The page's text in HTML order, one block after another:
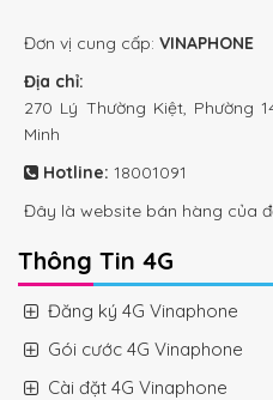
Đơn vị cung cấp: VINAPHONE
Địa chỉ:
270 Lý Thường Kiệt, Phường
Minh
Hotline: 18001091
Đây là website bán hàng của
Thông Tin 4G
Đăng ký 4G Vinaphone
Gói cước 4G Vinaphone
Cài đặt 4G Vinaphone